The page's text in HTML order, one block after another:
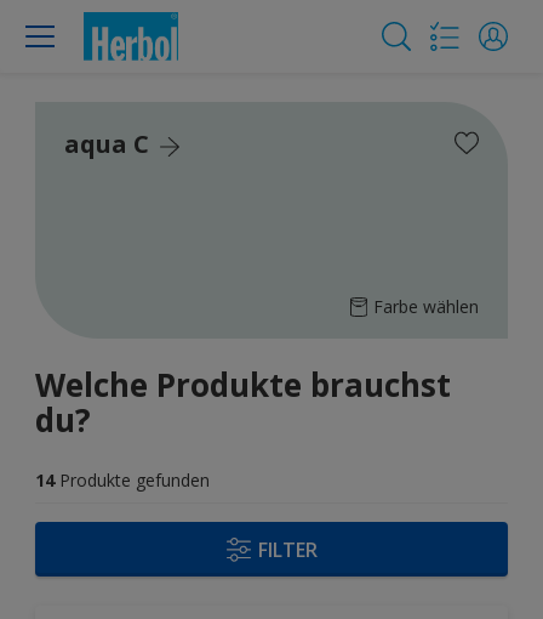
aqua C
Farbe wählen
Welche Produkte brauchst
du?
14 Produkte gefunden
FILTER